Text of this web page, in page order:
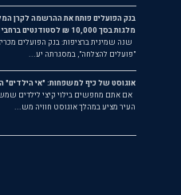
מלגות בסך 10,000 ₪ לסטודנטים ברחבי הארץ!!!
שנה שמינית ברציפות: בנק הפועלים
"פועלים להצלחה", במסגרתה יע...
אוגוסט של כיף למשפחות: "אי הילדים"
אם אתם מחפשים בילוי קיצי לילדים
העיר מציע במהלך אוגוסט חוויה מש...